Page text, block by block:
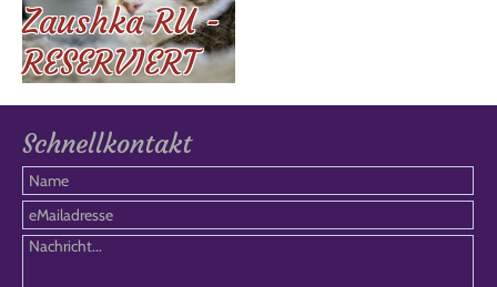
Zaushka RU -
RESERVIERT
Schnellkontakt